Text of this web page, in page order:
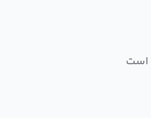
است